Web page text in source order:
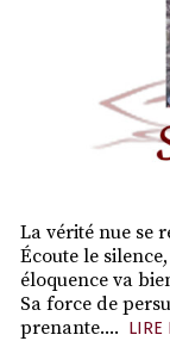
La vérité nue se
Écoute le
éloquence va
Sa force de
prenante.... LIRE